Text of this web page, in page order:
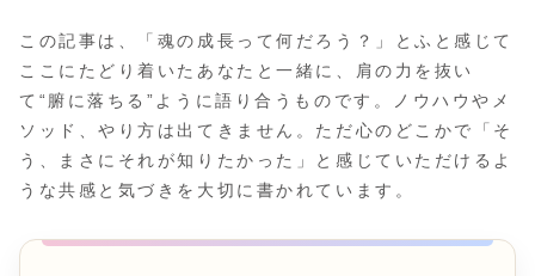
この記事は、「魂の成長って何だろう？」とふと感じて
ここにたどり着いたあなたと一緒に、肩の力を抜い
て“腑に落ちる”ように語り合うものです。ノウハウやメ
ソッド、やり方は出てきません。ただ心のどこかで「そ
う、まさにそれが知りたかった」と感じていただけるよ
うな共感と気づきを大切に書かれています。